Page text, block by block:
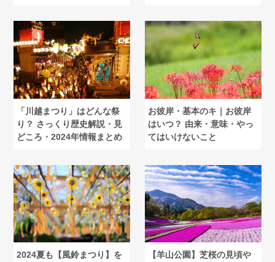
「川越まつり」はどんな祭
り？ さっくり歴史解説・見
どころ・2024年情報まとめ
お彼岸・基本のキ｜お彼岸
はいつ？ 由来・意味・やっ
てはいけないこと
2024夏も【風鈴まつり】を
【羊山公園】芝桜の見頃や